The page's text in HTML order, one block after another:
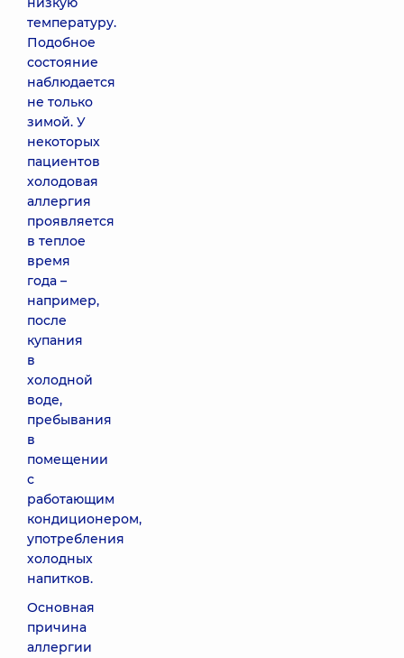
температуру.
Подобное
состояние
наблюдается
не только
зимой. У
некоторых
пациентов
холодовая
аллергия
проявляется
в теплое
время
года –
например,
после
купания
в
холодной
воде,
пребывания
в
помещении
с
работающим
кондиционером,
употребления
холодных
напитков.
Основная
причина
аллергии